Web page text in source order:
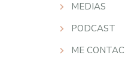
MEDIAS
PODCAST
ME